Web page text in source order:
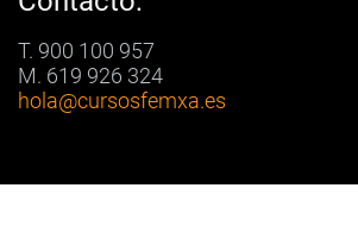
T. 900 100 957
M. 619 926 324
hola@cursosfemxa.es